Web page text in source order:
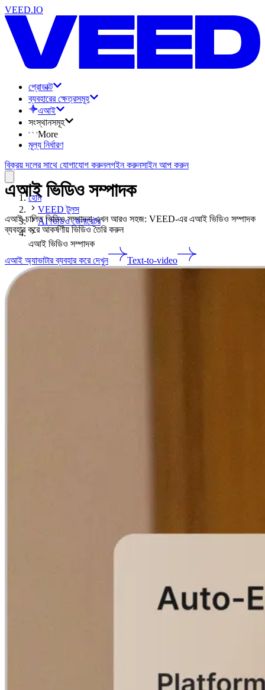
VEED.IO
প্রোডাক্ট
ব্যবহারের ক্ষেত্রসমূহ
এআই
সংস্থানসমূহ
More
মূল্য নির্ধারণ
বিক্রয় দলের সাথে যোগাযোগ করুনলগইন করুনসাইন আপ করুন
হোম
VEED টুলস
AI ভিডিও জেনারেটর
এআই ভিডিও সম্পাদক
এআই ভিডিও সম্পাদক
এআই-চালিত ভিডিও সম্পাদনা এখন আরও সহজ: VEED-এর এআই ভিডিও সম্পাদক
ব্যবহার করে আকর্ষণীয় ভিডিও তৈরি করুন
এআই অ্যাভাটার ব্যবহার করে দেখুন Text-to-video